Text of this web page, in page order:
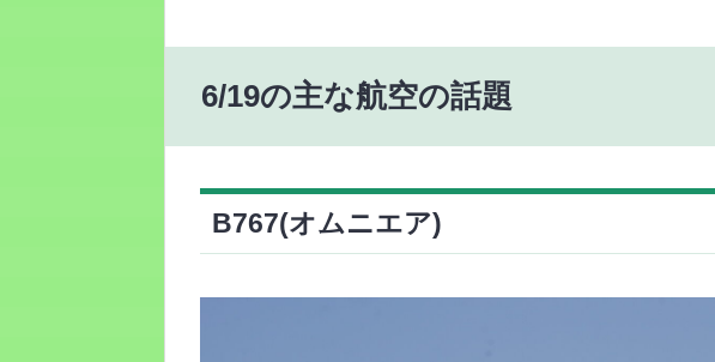
6/19の主な航空の話題
B767(オムニエア)